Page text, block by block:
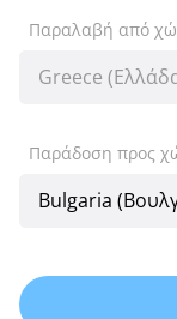
Παραλαβή από
Παράδοση προς